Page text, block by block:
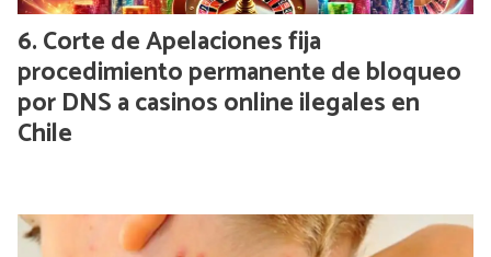
Corte de Apelaciones fija
procedimiento permanente de bloqueo
por DNS a casinos online ilegales en
Chile